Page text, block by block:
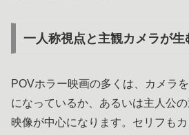
一人称視点と主観カメラが生
POVホラー映画の多くは、カメラ
になっているか、あるいは主人公
映像が中心になります。セリフも